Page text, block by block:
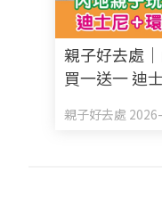
親子好去處
買一送一 迪
親子好去處